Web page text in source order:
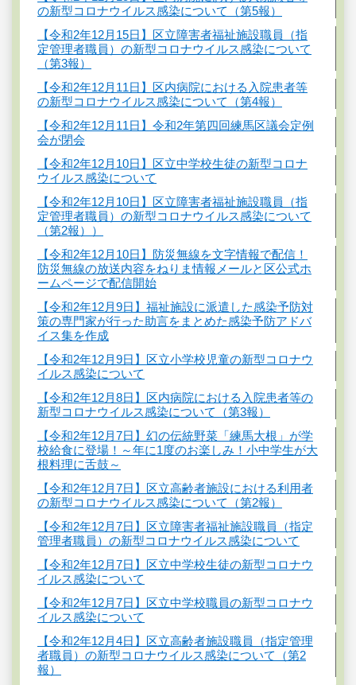
の新型コロナウイルス感染について（第5報）
【令和2年12月15日】区立障害者福祉施設職員（指
定管理者職員）の新型コロナウイルス感染について
（第3報）
【令和2年12月11日】区内病院における入院患者等
の新型コロナウイルス感染について（第4報）
【令和2年12月11日】令和2年第四回練馬区議会定例
会が閉会
【令和2年12月10日】区立中学校生徒の新型コロナ
ウイルス感染について
【令和2年12月10日】区立障害者福祉施設職員（指
定管理者職員）の新型コロナウイルス感染について
（第2報））
【令和2年12月10日】防災無線を文字情報で配信！
防災無線の放送内容をねりま情報メールと区公式ホ
ームページで配信開始
【令和2年12月9日】福祉施設に派遣した感染予防対
策の専門家が行った助言をまとめた感染予防アドバ
イス集を作成
【令和2年12月9日】区立小学校児童の新型コロナウ
イルス感染について
【令和2年12月8日】区内病院における入院患者等の
新型コロナウイルス感染について（第3報）
【令和2年12月7日】幻の伝統野菜「練馬大根」が学
校給食に登場！～年に1度のお楽しみ！小中学生が大
根料理に舌鼓～
【令和2年12月7日】区立高齢者施設における利用者
の新型コロナウイルス感染について（第2報）
【令和2年12月7日】区立障害者福祉施設職員（指定
管理者職員）の新型コロナウイルス感染について
【令和2年12月7日】区立中学校生徒の新型コロナウ
イルス感染について
【令和2年12月7日】区立中学校職員の新型コロナウ
イルス感染について
【令和2年12月4日】区立高齢者施設職員（指定管理
者職員）の新型コロナウイルス感染について（第2
報）